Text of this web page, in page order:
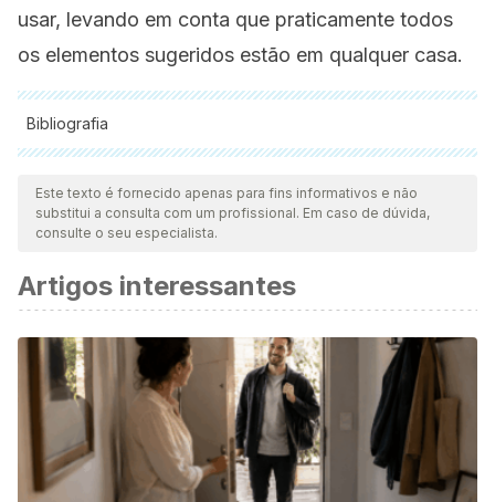
usar, levando em conta que praticamente todos
os elementos sugeridos estão em qualquer casa.
Bibliografia
Todas as fontes citadas foram minuciosamente revisadas por
nossa equipe para garantir sua qualidade, confiabilidade,
atualidade e validade. A bibliografia deste artigo foi
cientificamente.
Weber, N. D., Andersen, D. O., North, J. A., Murray, B. K.,
Lawson, L. D., & Hughes, B. G. (1992). In vitro virucidal
effects of Allium sativum (garlic) extract and compounds.
Planta Medica.https://doi.org/10.1055/s-2006-961504
Snoussi, M., Trabelsi, N., Dehmeni, A., Benzekri, R.,
Bouslama, L., Hajlaoui, B., … Papetti, A. (2016).
Este texto é fornecido apenas para fins informativos e não
substitui a consulta com um profissional. Em caso de dúvida,
consulte o seu especialista.
Artigos interessantes